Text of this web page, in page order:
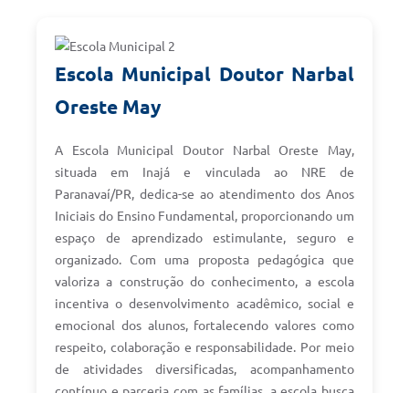
Escola Municipal Doutor Narbal
Oreste May
A Escola Municipal Doutor Narbal Oreste May,
situada em Inajá e vinculada ao NRE de
Paranavaí/PR, dedica-se ao atendimento dos Anos
Iniciais do Ensino Fundamental, proporcionando um
espaço de aprendizado estimulante, seguro e
organizado. Com uma proposta pedagógica que
valoriza a construção do conhecimento, a escola
incentiva o desenvolvimento acadêmico, social e
emocional dos alunos, fortalecendo valores como
respeito, colaboração e responsabilidade. Por meio
de atividades diversificadas, acompanhamento